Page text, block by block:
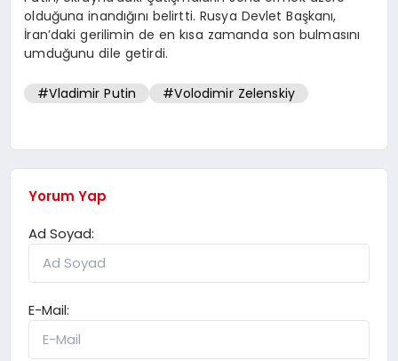
olduğuna inandığını belirtti. Rusya Devlet Başkanı,
İran’daki gerilimin de en kısa zamanda son bulmasını
umduğunu dile getirdi.
#Vladimir Putin #Volodimir Zelenskiy
Yorum Yap
Ad Soyad:
E-Mail: